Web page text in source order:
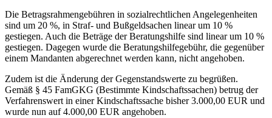
Die Betragsrahmengebühren in sozialrechtlichen Angelegenheiten
sind um 20 %, in Straf- und Bußgeldsachen linear um 10 %
gestiegen. Auch die Beträge der Beratungshilfe sind linear um 10 %
gestiegen. Dagegen wurde die Beratungshilfegebühr, die gegenüber
einem Mandanten abgerechnet werden kann, nicht angehoben.
Zudem ist die Änderung der Gegenstandswerte zu begrüßen.
Gemäß § 45 FamGKG (Bestimmte Kindschaftssachen) betrug der
Verfahrenswert in einer Kindschaftssache bisher 3.000,00 EUR und
wurde nun auf 4.000,00 EUR angehoben.